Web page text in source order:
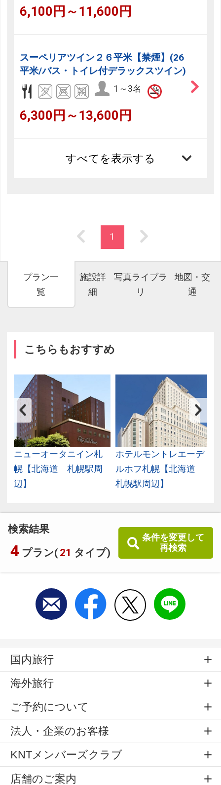
検索結果
4 プラン( 21 タイプ)
条件を変更して
再検索
6,100円～11,600円
スーペリアツイン２６平米【禁煙】(26
平米/バス・トイレ付デラックスツイン)
1～3名
6,300円～13,600円
すべてを表示する
1
プラン一
覧
施設詳
細
写真ライブラ
リ
地図・交
通
こちらもおすすめ
ニューオータニイン札
幌【北海道 札幌駅周
辺】
ホテルモントレエーデ
ルホフ札幌【北海道
札幌駅周辺】
国内旅行
海外旅行
ご予約について
法人・企業のお客様
KNTメンバーズクラブ
店舗のご案内